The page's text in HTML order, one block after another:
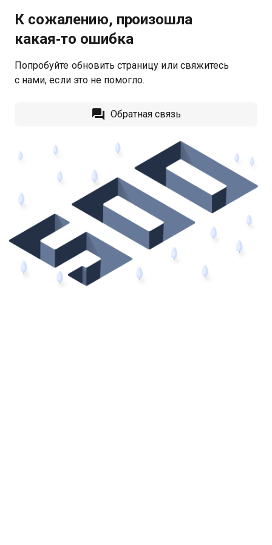
К сожалению, произошла
какая‑то ошибка
Попробуйте обновить страницу или свяжитесь
с нами, если это не помогло.
Обратная связь